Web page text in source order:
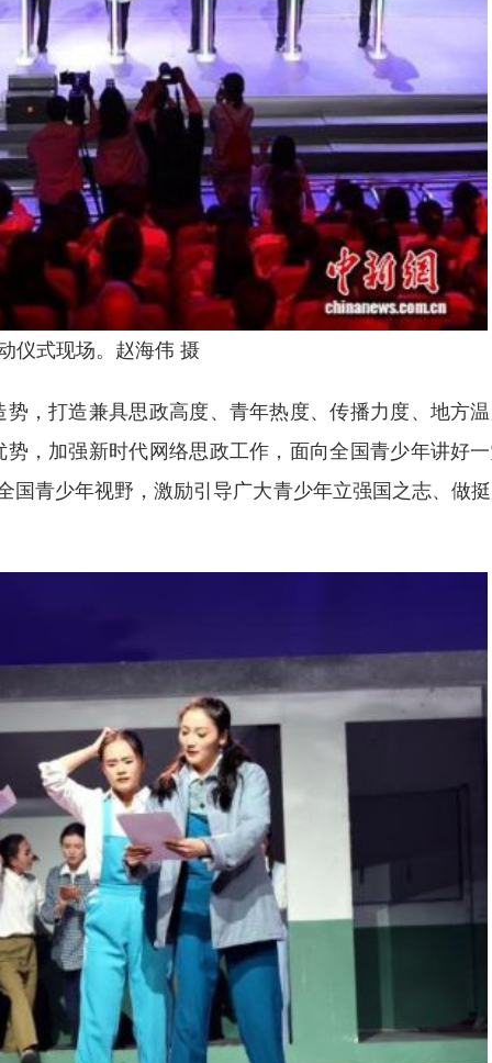
仪式现场。赵海伟 摄
打造兼具思政高度、青年热度、传播力度、地方温
，加强新时代网络思政工作，面向全国青少年讲好一
国青少年视野，激励引导广大青少年立强国之志、做